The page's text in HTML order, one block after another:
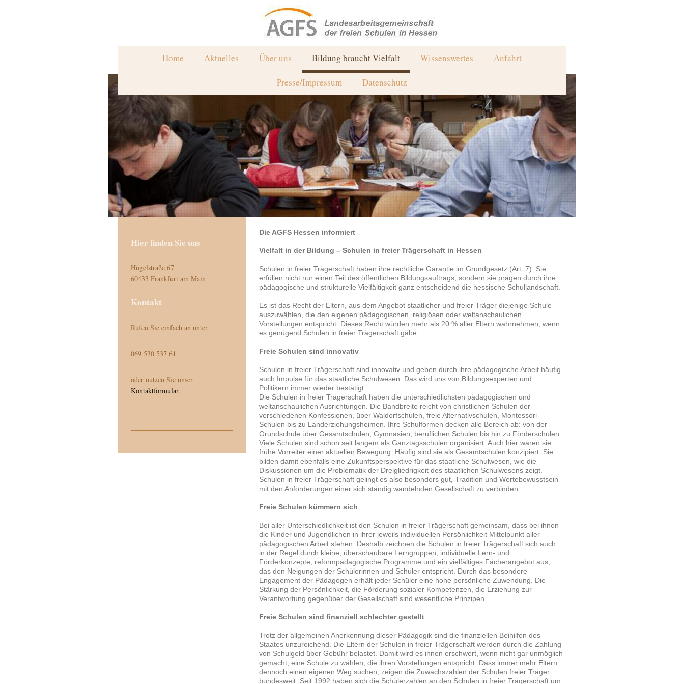
Home Aktuelles Über uns Bildung braucht Vielfalt Wissenswertes Anfahrt
Presse/Impressum Datenschutz
Die AGFS Hessen informiert
Vielfalt in der Bildung – Schulen in freier Trägerschaft in Hessen
Schulen in freier Trägerschaft haben ihre rechtliche Garantie im Grundgesetz (Art. 7). Sie
erfüllen nicht nur einen Teil des öffentlichen Bildungsauftrags, sondern sie prägen durch ihre
pädagogische und strukturelle Vielfältigkeit ganz entscheidend die hessische Schullandschaft.
Es ist das Recht der Eltern, aus dem Angebot staatlicher und freier Träger diejenige Schule
auszuwählen, die den eigenen pädagogischen, religiösen oder weltanschaulichen
Vorstellungen entspricht. Dieses Recht würden mehr als 20 % aller Eltern wahrnehmen, wenn
es genügend Schulen in freier Trägerschaft gäbe.
Freie Schulen sind innovativ
Schulen in freier Trägerschaft sind innovativ und geben durch ihre pädagogische Arbeit häufig
auch Impulse für das staatliche Schulwesen. Das wird uns von Bildungsexperten und
Politikern immer wieder bestätigt.
Die Schulen in freier Trägerschaft haben die unterschiedlichsten pädagogischen und
weltanschaulichen Ausrichtungen. Die Bandbreite reicht von christlichen Schulen der
verschiedenen Konfessionen, über Waldorfschulen, freie Alternativschulen, Montessori-
Schulen bis zu Landerziehungsheimen. Ihre Schulformen decken alle Bereich ab: von der
Grundschule über Gesamtschulen, Gymnasien, beruflichen Schulen bis hin zu Förderschulen.
Viele Schulen sind schon seit langem als Ganztagsschulen organisiert. Auch hier waren sie
frühe Vorreiter einer aktuellen Bewegung. Häufig sind sie als Gesamtschulen konzipiert. Sie
bilden damit ebenfalls eine Zukunftsperspektive für das staatliche Schulwesen, wie die
Diskussionen um die Problematik der Dreigliedrigkeit des staatlichen Schulwesens zeigt.
Schulen in freier Trägerschaft gelingt es also besonders gut, Tradition und Wertebewusstsein
mit den Anforderungen einer sich ständig wandelnden Gesellschaft zu verbinden.
Freie Schulen kümmern sich
Bei aller Unterschiedlichkeit ist den Schulen in freier Trägerschaft gemeinsam, dass bei ihnen
die Kinder und Jugendlichen in ihrer jeweils individuellen Persönlichkeit Mittelpunkt aller
pädagogischen Arbeit stehen. Deshalb zeichnen die Schulen in freier Trägerschaft sich auch
in der Regel durch kleine, überschaubare Lerngruppen, individuelle Lern- und
Förderkonzepte, reformpädagogische Programme und ein vielfältiges Fächerangebot aus,
das den Neigungen der Schülerinnen und Schüler entspricht. Durch das besondere
Engagement der Pädagogen erhält jeder Schüler eine hohe persönliche Zuwendung. Die
Stärkung der Persönlichkeit, die Förderung sozialer Kompetenzen, die Erziehung zur
Verantwortung gegenüber der Gesellschaft sind wesentliche Prinzipen.
Freie Schulen sind finanziell schlechter gestellt
Trotz der allgemeinen Anerkennung dieser Pädagogik sind die finanziellen Beihilfen des
Staates unzureichend. Die Eltern der Schulen in freier Trägerschaft werden durch die Zahlung
von Schulgeld über Gebühr belastet. Damit wird es ihnen erschwert, wenn nicht gar unmöglich
gemacht, eine Schule zu wählen, die ihren Vorstellungen entspricht. Dass immer mehr Eltern
dennoch einen eigenen Weg suchen, zeigen die Zuwachszahlen der Schulen freier Träger
bundesweit. Seit 1992 haben sich die Schülerzahlen an den Schulen in freier Trägerschaft um
Hier finden Sie uns
Hügelstraße 67
60433 Frankfurt am Main
Kontakt
Rufen Sie einfach an unter
069 530 537 61
oder nutzen Sie unser
Kontaktformular.